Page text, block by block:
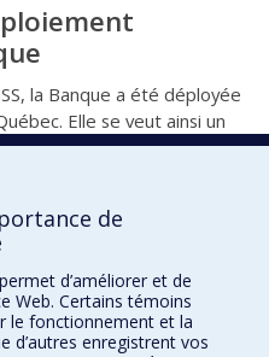
la Banque a été déployée
Elle se veut ainsi un
délais de traitement de
de
d’améliorer et de
Web. Certains témoins
le fonctionnement et la
d’autres enregistrent vos